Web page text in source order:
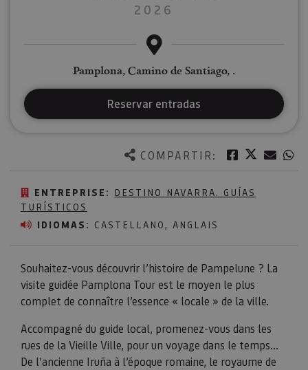
COMPARTIR: Facebook
Twitter
ENTREPRISE:
DESTINO NAVARRA. GUÍAS
TURÍSTICOS
IDIOMAS: CASTELLANO, ANGLAIS
Souhaitez-vous découvrir l’histoire de Pampelune ? La
visite guidée Pamplona Tour est le moyen le plus
complet de connaître l’essence « locale » de la ville.
Accompagné du guide local, promenez-vous dans les
rues de la Vieille Ville, pour un voyage dans le temps...
De l’ancienne Iruña à l’époque romaine, le royaume de
2026
Pamplona, Camino de Santiago, .
Reservar entradas